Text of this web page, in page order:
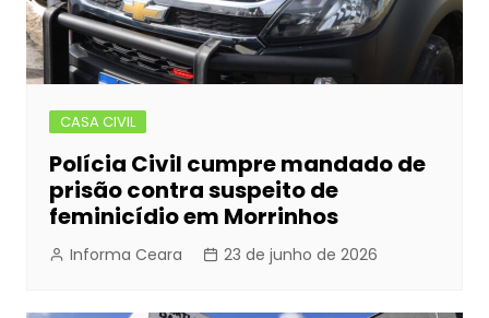
CASA CIVIL
Polícia Civil cumpre mandado de
prisão contra suspeito de
feminicídio em Morrinhos
Informa Ceara 23 de junho de 2026